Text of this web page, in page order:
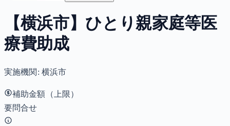
【横浜市】ひとり親家庭等医
療費助成
実施機関: 横浜市
補助金額（上限）
要問合せ